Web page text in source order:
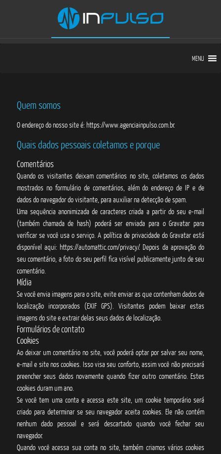
MENU
Quem somos
O endereço do nosso site é: https://www.agenciainpulso.com.br.
Quais dados pessoais coletamos e porque
Comentários
Quando os visitantes deixam comentários no site, coletamos os dados
mostrados no formulário de comentários, além do endereço de IP e de
dados do navegador do visitante, para auxiliar na detecção de spam.
Uma sequência anonimizada de caracteres criada a partir do seu e-mail
(também chamada de hash) poderá ser enviada para o Gravatar para
verificar se você usa o serviço. A política de privacidade do Gravatar está
disponível aqui: https://automattic.com/privacy/. Depois da aprovação do
seu comentário, a foto do seu perfil fica visível publicamente junto de seu
comentário.
Mídia
Se você envia imagens para o site, evite enviar as que contenham dados de
localização incorporados (EXIF GPS). Visitantes podem baixar estas
imagens do site e extrair delas seus dados de localização.
Formulários de contato
Cookies
Ao deixar um comentário no site, você poderá optar por salvar seu nome,
e-mail e site nos cookies. Isso visa seu conforto, assim você não precisará
preencher seus dados novamente quando fizer outro comentário. Estes
cookies duram um ano.
Se você tem uma conta e acessa este site, um cookie temporário será
criado para determinar se seu navegador aceita cookies. Ele não contém
nenhum dado pessoal e será descartado quando você fechar seu
navegador.
Quando você acessa sua conta no site, também criamos vários cookies